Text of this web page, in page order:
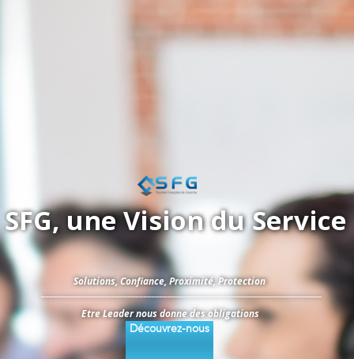
SFG, une Vision du Service
Solutions, Confiance, Proximité, Protection
_______________________________________________________________________
Découvrez-nous
Etre Leader nous donne des obligations